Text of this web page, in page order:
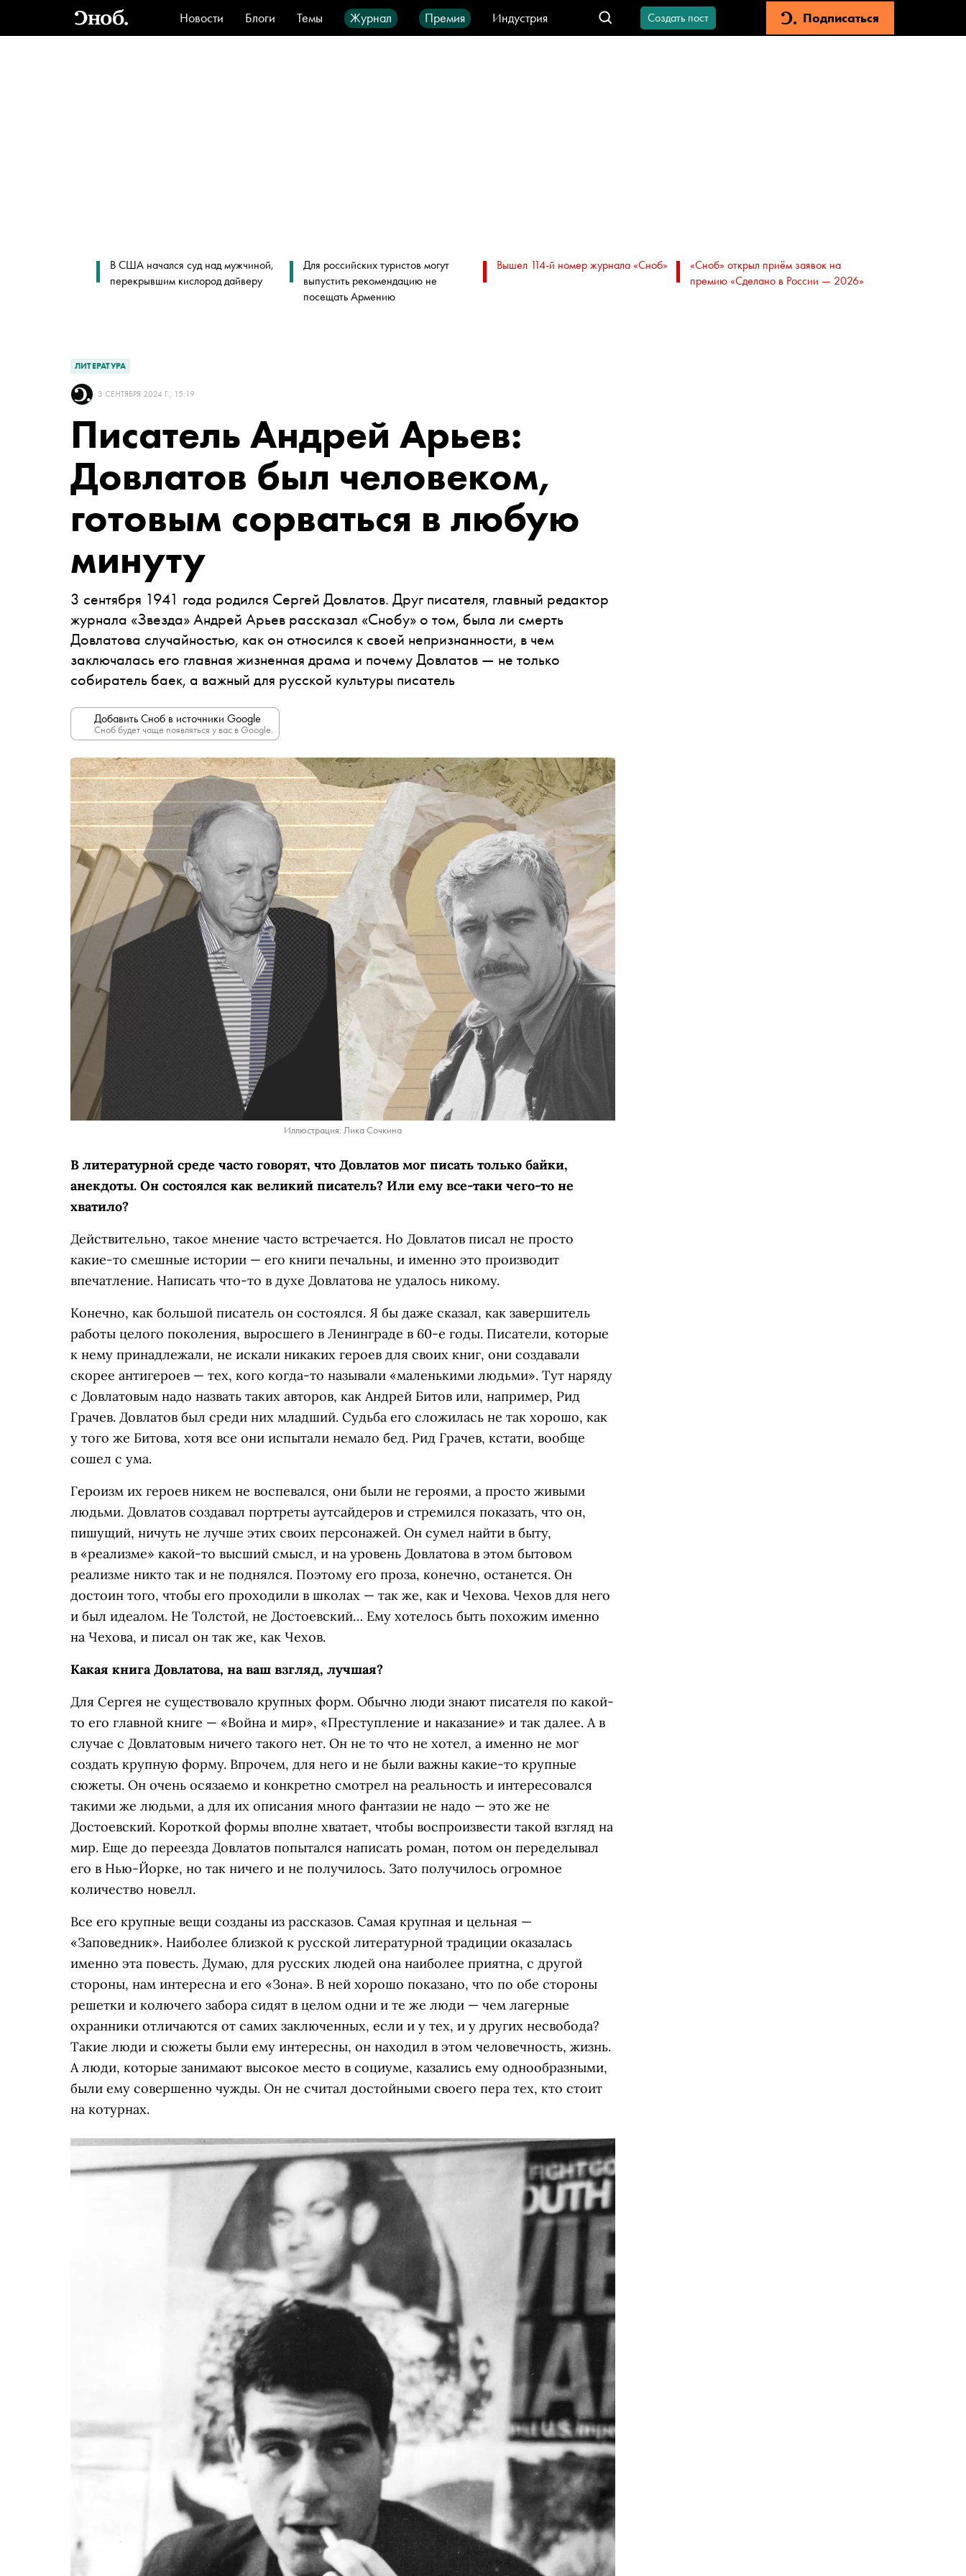
Новости Блоги Темы Журнал Премия
Индустрия
Стиль
Видео Город IT-продукты
Создать пост Подписаться
В США начался суд над мужчиной,
перекрывшим кислород дайверу
Для российских туристов могут
выпустить рекомендацию не
посещать Армению
Вышел 114-й номер журнала «Сноб»
«Сноб» открыл приём заявок на
премию «Сделано в России — 2026»
ЛИТЕРАТУРА
3 СЕНТЯБРЯ 2024 Г., 15:19
Писатель Андрей Арьев:
Довлатов был человеком,
готовым сорваться в любую
минуту
3 сентября 1941 года родился Сергей Довлатов. Друг писателя, главный редактор
журнала «Звезда» Андрей Арьев рассказал «Снобу» о том, была ли смерть
Довлатова случайностью, как он относился к своей непризнанности, в чем
заключалась его главная жизненная драма и почему Довлатов — не только
собиратель баек, а важный для русской культуры писатель
Добавить Сноб в источники Google
Сноб будет чаще появляться у вас в Google.
Иллюстрация: Лика Сочкина
В литературной среде часто говорят, что Довлатов мог писать только байки,
анекдоты. Он состоялся как великий писатель? Или ему все-таки чего-то не
хватило?
Действительно, такое мнение часто встречается. Но Довлатов писал не просто
какие-то смешные истории — его книги печальны, и именно это производит
впечатление. Написать что-то в духе Довлатова не удалось никому.
Конечно, как большой писатель он состоялся. Я бы даже сказал, как завершитель
работы целого поколения, выросшего в Ленинграде в 60-е годы. Писатели, которые
к нему принадлежали, не искали никаких героев для своих книг, они создавали
скорее антигероев — тех, кого когда-то называли «маленькими людьми». Тут наряду
с Довлатовым надо назвать таких авторов, как Андрей Битов или, например, Рид
Грачев. Довлатов был среди них младший. Судьба его сложилась не так хорошо, как
у того же Битова, хотя все они испытали немало бед. Рид Грачев, кстати, вообще
сошел с ума.
Героизм их героев никем не воспевался, они были не героями, а просто живыми
людьми. Довлатов создавал портреты аутсайдеров и стремился показать, что он,
пишущий, ничуть не лучше этих своих персонажей. Он сумел найти в быту,
в «реализме» какой-то высший смысл, и на уровень Довлатова в этом бытовом
реализме никто так и не поднялся. Поэтому его проза, конечно, останется. Он
достоин того, чтобы его проходили в школах — так же, как и Чехова. Чехов для него
и был идеалом. Не Толстой, не Достоевский… Ему хотелось быть похожим именно
на Чехова, и писал он так же, как Чехов.
Какая книга Довлатова, на ваш взгляд, лучшая?
Для Сергея не существовало крупных форм. Обычно люди знают писателя по какой-
то его главной книге — «Война и мир», «Преступление и наказание» и так далее. А в
случае с Довлатовым ничего такого нет. Он не то что не хотел, а именно не мог
создать крупную форму. Впрочем, для него и не были важны какие-то крупные
сюжеты. Он очень осязаемо и конкретно смотрел на реальность и интересовался
такими же людьми, а для их описания много фантазии не надо — это же не
Достоевский. Короткой формы вполне хватает, чтобы воспроизвести такой взгляд на
мир. Еще до переезда Довлатов попытался написать роман, потом он переделывал
его в Нью-Йорке, но так ничего и не получилось. Зато получилось огромное
количество новелл.
Все его крупные вещи созданы из рассказов. Самая крупная и цельная —
«Заповедник». Наиболее близкой к русской литературной традиции оказалась
именно эта повесть. Думаю, для русских людей она наиболее приятна, с другой
стороны, нам интересна и его «Зона». В ней хорошо показано, что по обе стороны
решетки и колючего забора сидят в целом одни и те же люди — чем лагерные
охранники отличаются от самих заключенных, если и у тех, и у других несвобода?
Такие люди и сюжеты были ему интересны, он находил в этом человечность, жизнь.
А люди, которые занимают высокое место в социуме, казались ему однообразными,
были ему совершенно чужды. Он не считал достойными своего пера тех, кто стоит
на котурнах.